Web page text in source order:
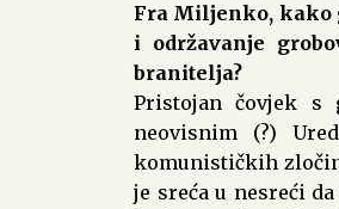
Fra Miljenko, kako
i održavanje
branitelja?
Pristojan čovjek s
neovisnim (?)
komunističkih
je sreća u nesreći